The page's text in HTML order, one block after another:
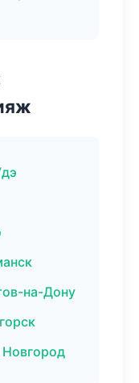
на-Дону